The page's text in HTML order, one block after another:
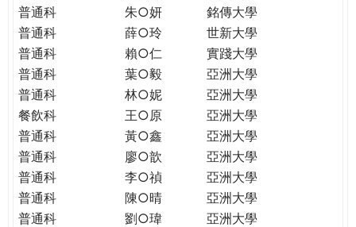
普通科
朱○妍
銘傳大學
普通科
薛○玲
世新大學
普通科
賴○仁
實踐大學
普通科
葉○毅
亞洲大學
普通科
林○妮
亞洲大學
餐飲科
王○原
亞洲大學
普通科
黃○鑫
亞洲大學
普通科
廖○歆
亞洲大學
普通科
李○禎
亞洲大學
普通科
陳○晴
亞洲大學
普通科
劉○瑋
亞洲大學